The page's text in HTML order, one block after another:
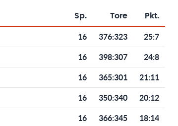
Sp. Tore Pkt.
16 376:323 25:7
16 398:307 24:8
16 365:301 21:11
16 350:340 20:12
16 366:345 18:14